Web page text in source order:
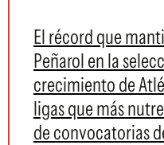
El récord que
Peñarol en la
crecimiento de
ligas que más
de convocatorias